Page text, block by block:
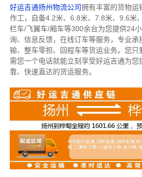
好运吉通扬州物流公司拥有丰富的货物运
作工，自备4.2米、6.8米、7.8米、9.6米
栏车/飞翼车/厢车等300余台为您提供24
询、信息反馈，在线订车等服务， 专业承
输、整车零担、回程车等货运业务。 您只
需您一个电话就能立刻享受好运吉通为
靠、快速直达的货运服务。